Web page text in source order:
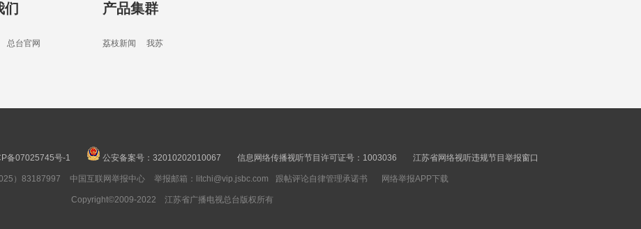
们
总台官网
产品集群
荔枝新闻 我苏
备07025745号-1 公安备案号：32010202010067 信息网络传播视听节目许可证号：1003036 江苏省网络视听违规节目举报窗口
）83187997 中国互联网举报中心 举报邮箱：litchi@vip.jsbc.com 跟帖评论自律管理承诺书 网络举报APP下载
Copyright©2009-2022 江苏省广播电视总台版权所有